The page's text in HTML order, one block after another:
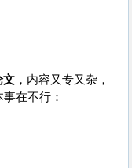
文 ，内容又专又杂，
在不行：